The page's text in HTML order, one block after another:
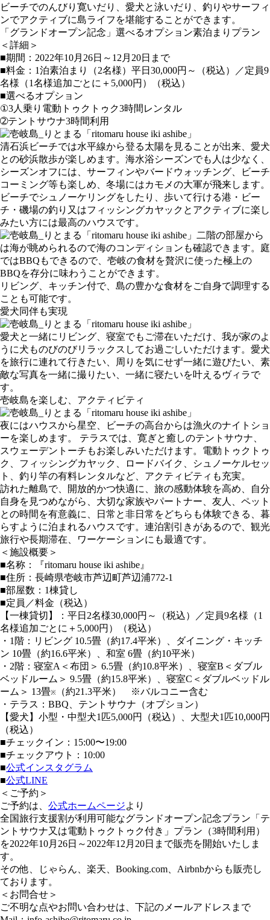
ビーチでのんびり寛いだり、愛犬と泳いだり、釣りやサーフィ
ンでアクティブに島ライフを堪能することができます。
「グランドオープン記念」選べるオプション素泊まりプラン
＜詳細＞
■期間：2022年10月26日～12月20日まで
■料金：1泊素泊まり（2名様）平日30,000円～（税込）／定員9
名様（1名様追加ごとに＋5,000円）（税込）
■選べるオプション
①3人乗り電動トゥクトゥク3時間レンタル
➁テントサウナ3時間利用
清石浜ビーチでは水平線から登る太陽を見ることが出来、愛犬
との砂浜散歩が楽しめます。海水浴シーズンでも人は少なく、
シーズンオフには、サーフィンやバードウォッチング、ビーチ
コーミング等も楽しめ、冬場にはカモメの大軍が飛来します。
ビーチでシュノーケリングをしたり、歩いて行ける港・ビー
チ・磯場の釣り又はフィッシングカヤックとアクティブに楽し
みたい方には最高のハウスです。
二階の部屋から
は海が眺められるので海のコンディションも確認できます。庭
ではBBQもできるので、壱岐の食材を贅沢に使った極上の
BBQを存分に味わうことができます。
リビング、キッチン付で、島の豊かな食材をご自身で調理する
ことも可能です。
愛犬同伴も実現
愛犬と一緒にリビング、寝室でもご滞在いただけ、我が家のよ
うに犬ものびのびリラックスしてお過ごしいただけます。愛犬
を旅行に連れて行きたい、周りを気にせず一緒に遊びたい、素
敵な写真を一緒に撮りたい、一緒に寝たいを叶えるヴィラで
す。
壱岐島を楽しむ、アクティビティ
夜にはハウスから星空、ビーチの高台からは漁火のナイトショ
ーを楽しめます。 テラスでは、寛ぎと癒しのテントサウナ、
スウェーデントーチもお楽しみいただけます。電動トゥクトゥ
ク、フィッシングカヤック、ロードバイク、シュノーケルセッ
ト、釣り竿の有料レンタルなど、アクティビティも充実。
訪れた離島で、開放的かつ快適に、旅の感動体験を高め、自分
自身を見つめながら、大切な家族やパートナー、友人、ペット
との時間を有意義に、日常と非日常をどちらも体験できる、暮
らすように泊まれるハウスです。連泊割引きがあるので、観光
旅行や長期滞在、ワーケーションにも最適です。
＜施設概要＞
■名称：『ritomaru house iki ashibe』
■住所：長崎県壱岐市芦辺町芦辺浦772-1
■部屋数：1棟貸し
■定員／料金（税込）
【一棟貸切】：平日2名様30,000円～（税込）／定員9名様（1
名様追加ごとに＋5,000円）（税込）
・1階：リビング 10.5畳（約17.4平米）、ダイニング・キッチ
ン 10畳（約16.6平米）、和室 6畳（約10平米）
・2階：寝室A＜布団＞ 6.5畳（約10.8平米）、寝室B＜ダブル
ベッドルーム＞ 9.5畳（約15.8平米）、寝室C＜ダブルベッドル
ーム＞ 13畳※
（約21.3平米） ※バルコニー含む
・テラス：BBQ、テントサウナ（オプション）
【愛犬】小型・中型犬1匹5,000円（税込）、大型犬1匹10,000円
（税込）
■チェックイン：15:00〜19:00
■チェックアウト：10:00
■公式インスタグラム
■公式LINE
＜ご予約＞
ご予約は、 公式ホームページより
全国旅行支援割が利用可能なグランドオープン記念プラン「テ
ントサウナ又は電動トゥクトゥク付き」プラン（3時間利用）
を2022年10月26日～2022年12月20日まで販売を開始いたしま
す。
その他、じゃらん、楽天、Booking.com、Airbnbからも販売し
ております。
＜お問合せ＞
ご不明な点やお問い合わせは、下記のメールアドレスまで